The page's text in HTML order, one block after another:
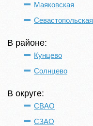
Маяковская
Севастопольская
В районе:
Кунцево
Солнцево
В округе:
СВАО
СЗАО